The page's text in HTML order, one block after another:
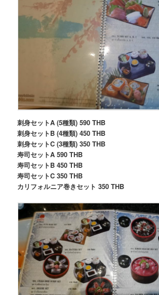
刺身セットA (5種類) 590 THB
刺身セットB (4種類) 450 THB
刺身セットC (3種類) 350 THB
寿司セットA 590 THB
寿司セットB 450 THB
寿司セットC 350 THB
カリフォルニア巻きセット 350 THB